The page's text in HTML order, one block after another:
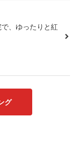
、ゆったりと紅
グ